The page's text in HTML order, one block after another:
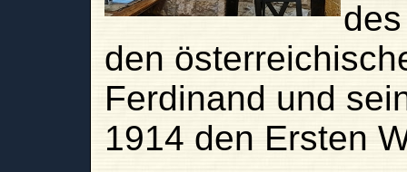
den
Ferdinand und
1914 den Ersten